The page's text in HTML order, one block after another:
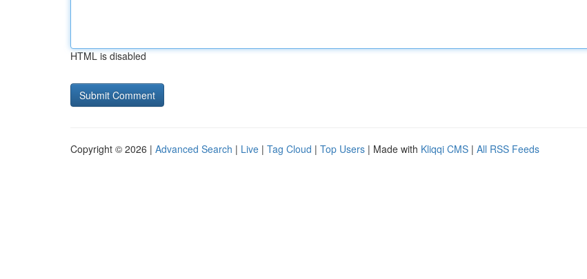
HTML is disabled
Copyright © 2026 | Advanced Search | Live | Tag Cloud | Top Users | Made with Kliqqi CMS | All RSS Feeds